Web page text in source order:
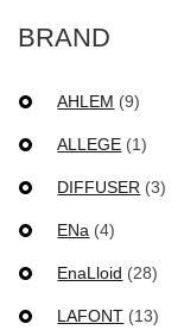
BRAND
AHLEM (9)
ALLEGE (1)
DIFFUSER (3)
ENa (4)
EnaLloid (28)
LAFONT (13)